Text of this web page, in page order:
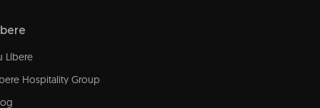
Líbere
Hospitality Group